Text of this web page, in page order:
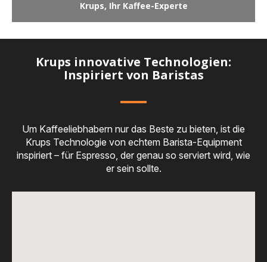
Krups, Ihr Kaffee-Experte
Krups innovative Technologien:
Inspiriert von Baristas
Um Kaffeeliebhabern nur das Beste zu bieten, ist die
Krups Technologie von echtem Barista-Equipment
inspiriert – für Espresso, der genau so serviert wird, wie
er sein sollte.